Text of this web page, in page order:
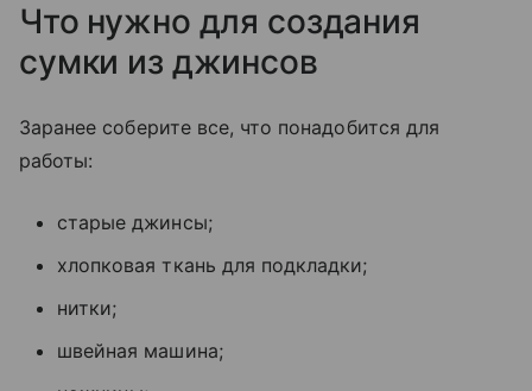
Что нужно для создания
сумки из джинсов
Заранее соберите все, что понадобится для
работы:
старые джинсы;
хлопковая ткань для подкладки;
нитки;
швейная машина;